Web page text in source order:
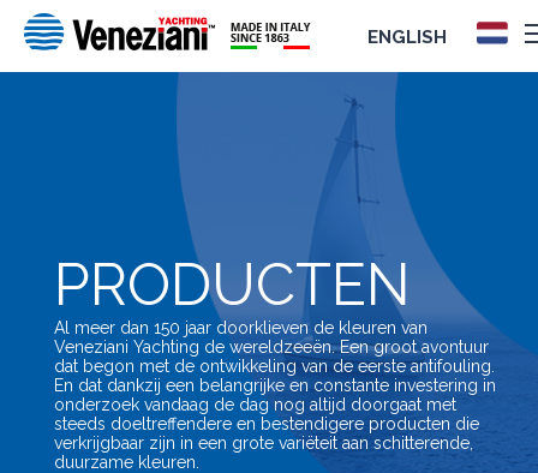
ENGLISH
PRODUCTEN
Al meer dan 150 jaar doorklieven de kleuren van
Veneziani Yachting de wereldzeeën. Een groot avontuur
dat begon met de ontwikkeling van de eerste antifouling.
En dat dankzij een belangrijke en constante investering in
onderzoek vandaag de dag nog altijd doorgaat met
steeds doeltreffendere en bestendigere producten die
verkrijgbaar zijn in een grote variëteit aan schitterende,
duurzame kleuren.